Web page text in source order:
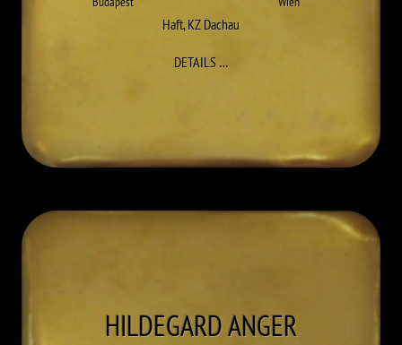
Haft,KZ Dachau
DETAILS…ZU EDMUND ALEXIN
HILDEGARDANGER